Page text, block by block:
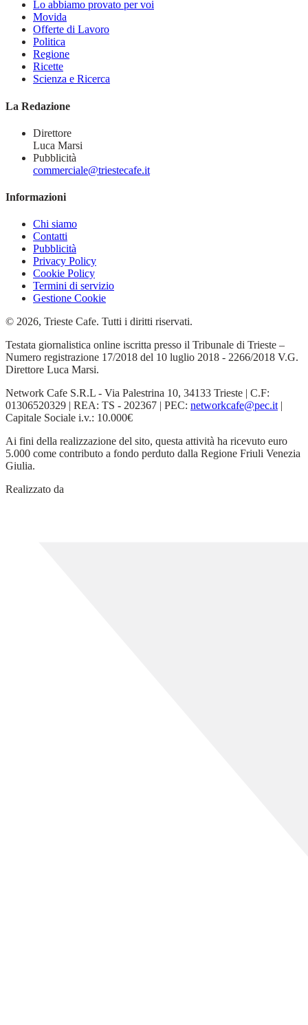
Lo abbiamo provato per voi
Movida
Offerte di Lavoro
Politica
Regione
Ricette
Scienza e Ricerca
La Redazione
Direttore
Luca Marsi
Pubblicità
commerciale@triestecafe.it
Informazioni
Chi siamo
Contatti
Pubblicità
Privacy Policy
Cookie Policy
Termini di servizio
Gestione Cookie
© 2026, Trieste Cafe. Tutti i diritti riservati.
Testata giornalistica online iscritta presso il Tribunale di Trieste –
Numero registrazione 17/2018 del 10 luglio 2018 - 2266/2018 V.G.
Direttore Luca Marsi.
Network Cafe S.R.L - Via Palestrina 10, 34133 Trieste | C.F:
01306520329 | REA: TS - 202367 | PEC: networkcafe@pec.it|
Capitale Sociale i.v.: 10.000€
Ai fini della realizzazione del sito, questa attività ha ricevuto euro
5.000 come contributo a fondo perduto dalla Regione Friuli Venezia
Giulia.
Realizzato da